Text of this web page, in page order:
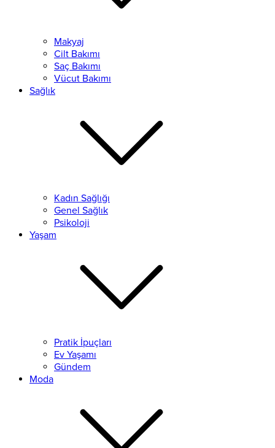
Makyaj
Cilt Bakımı
Saç Bakımı
Vücut Bakımı
Sağlık
Kadın Sağlığı
Genel Sağlık
Psikoloji
Yaşam
Pratik İpuçları
Ev Yaşamı
Gündem
Moda